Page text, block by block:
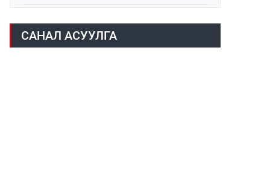
1,439.2 кг үнэт металл
худалдан авлаа
2026.08.05
САНАЛ АСУУЛГА